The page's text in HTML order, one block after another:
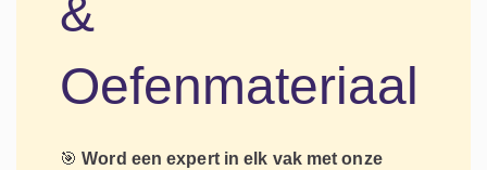
&
Oefenmateriaal
🎯Word een expert in elk vak met onze